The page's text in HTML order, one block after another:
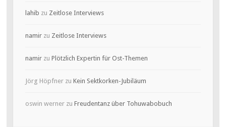
lahib zu Zeitlose Interviews
namirzu Zeitlose Interviews
namirzu Plötzlich Expertin für Ost-Themen
Jörg Höpfnerzu Kein Sektkorken-Jubiläum
oswin wernerzu Freudentanz über Tohuwabobuch